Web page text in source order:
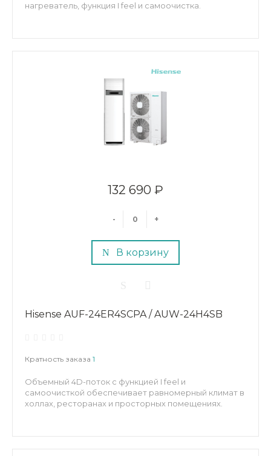
нагреватель, функция I feel и самоочистка.
132 690 ₽
- +
В корзину
Hisense AUF-24ER4SCPA / AUW-24H4SB
Кратность заказа 1
Объемный 4D-поток с функцией I feel и
самоочисткой обеспечивает равномерный климат в
холлах, ресторанах и просторных помещениях.